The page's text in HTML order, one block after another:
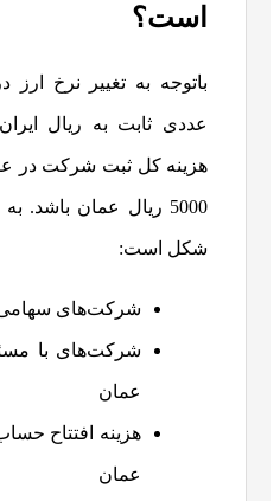
است؟
باتوجه به تغییر نرخ ارز
عددی ثابت به ریال
5000 ریال عمان
شکل است:
شرکت‌های سهامی خاص: 350
عمان
عمان